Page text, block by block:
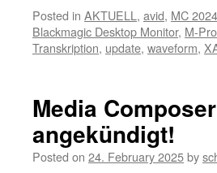
Posted in AKTUELL , avid, MC 2024
Blackmagic Desktop Monitor, M-
Transkription, update, waveform,
Media
angekündigt!
Posted on 24. February 2025by